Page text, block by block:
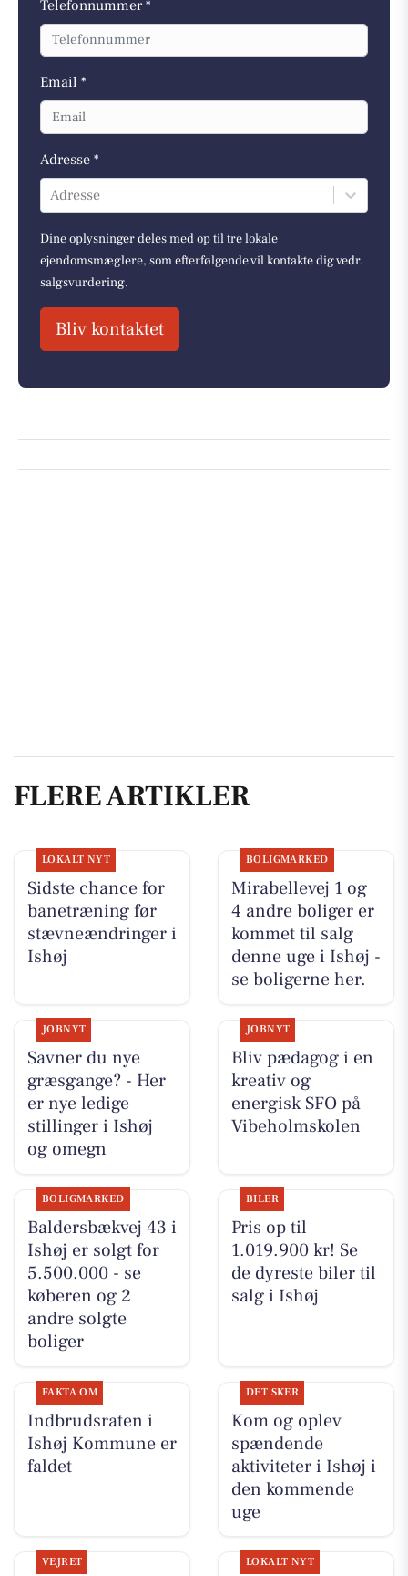
Telefonnummer *
Email *
Adresse *
Adresse
Dine oplysninger deles med op til tre lokale
ejendomsmæglere, som efterfølgende vil kontakte dig vedr.
salgsvurdering.
Bliv kontaktet
FLERE ARTIKLER
LOKALT NYT
Sidste chance for
banetræning før
stævneændringer i
Ishøj
BOLIGMARKED
Mirabellevej 1 og
4 andre boliger er
kommet til salg
denne uge i Ishøj -
se boligerne her.
JOBNYT
Savner du nye
græsgange? - Her
er nye ledige
stillinger i Ishøj
og omegn
JOBNYT
Bliv pædagog i en
kreativ og
energisk SFO på
Vibeholmskolen
BOLIGMARKED
Baldersbækvej 43 i
Ishøj er solgt for
5.500.000 - se
køberen og 2
andre solgte
boliger
BILER
Pris op til
1.019.900 kr! Se
de dyreste biler til
salg i Ishøj
FAKTA OM
Indbrudsraten i
Ishøj Kommune er
faldet
DET SKER
Kom og oplev
spændende
aktiviteter i Ishøj i
den kommende
uge
VEJRET LOKALT NYT